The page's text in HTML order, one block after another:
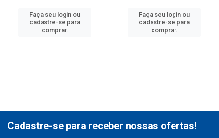
Faça seu login ou
cadastre-se para
comprar.
Faça seu login ou
cadastre-se para
comprar.
Cadastre-se para receber nossas ofertas!